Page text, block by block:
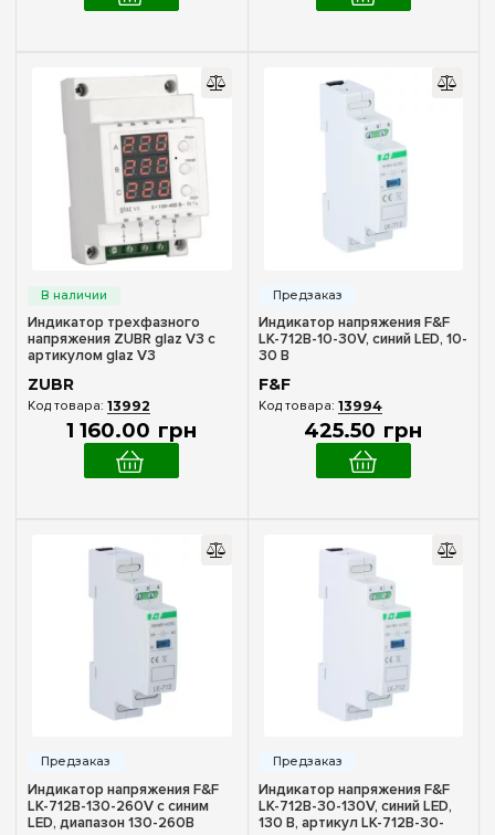
Индикатор трехфазного
напряжения ZUBR glaz V3 с
артикулом glaz V3
ZUBR
13992
1 160.00 грн
Индикатор напряжения F&F
LK-712B-10-30V, синий LED, 10-
30 В
F&F
13994
425.50 грн
Индикатор напряжения F&F
LK-712B-130-260V с синим
LED, диапазон 130-260В
Индикатор напряжения F&F
LK-712B-30-130V, синий LED,
130 В, артикул LK-712B-30-